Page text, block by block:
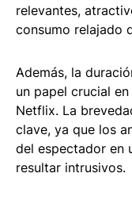
relevantes,
consumo relajado
Además, la
un papel crucial
Netflix. La
clave, ya que los
del espectador en
resultar intrusivos.